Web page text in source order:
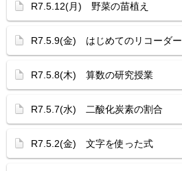
R7.5.12(月) 野菜の苗植え
R7.5.9(金) はじめてのリコーダー
R7.5.8(木) 算数の研究授業
R7.5.7(水) 二酸化炭素の割合
R7.5.2(金) 文字を使った式